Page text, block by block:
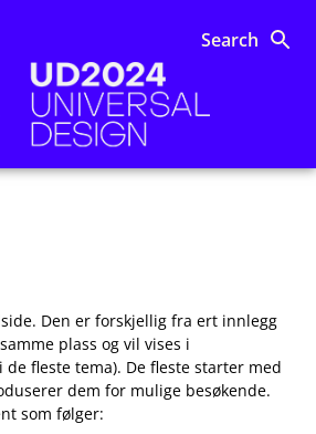
UD2024
Search
Den er forskjellig fra ert innlegg
plass og vil vises i
de fleste tema). De fleste starter med
dem for mulige besøkende.
som følger: